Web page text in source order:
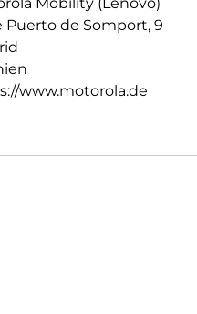
Mobility (Lenovo)
Puerto de Somport, 9
www.motorola.de